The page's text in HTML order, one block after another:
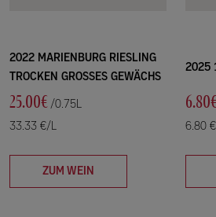
2022 MARIENBURG RIESLING
TROCKEN GROSSES GEWÄCHS
25.00€ /0.75L
33.33 €/L
ZUM WEIN
2025
6.80